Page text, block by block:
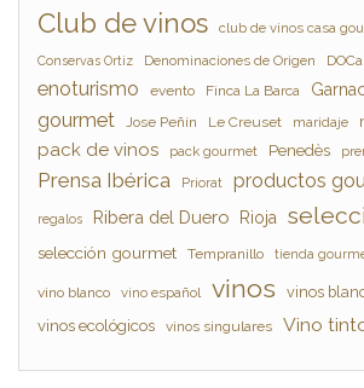
Club de vinos club de vinos casa
Conservas Ortiz Denominaciones de Origen
enoturismo evento Finca La Barca
gourmet Jose Peñín Le Creuset maridaje
pack de vinos pack gourmet Penedès
Prensa Ibérica Priorat productos
regalos Ribera del Duero Rioja
selección gourmet Tempranillo tienda
vino blanco vino español vinos vinos
vinos ecológicos vinos singulares Vino